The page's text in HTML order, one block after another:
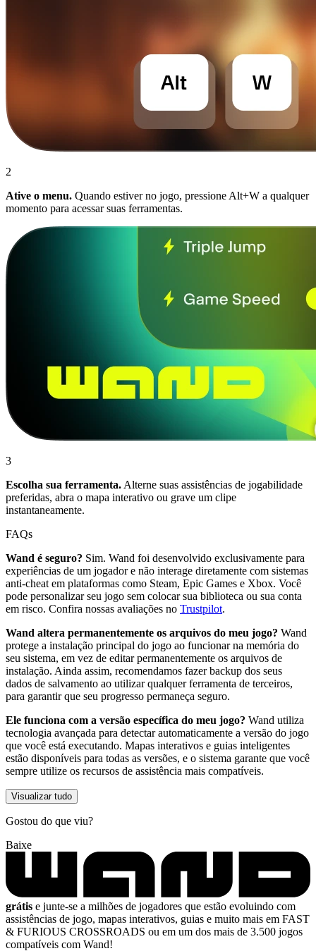
2
Ative o menu. Quando estiver no jogo, pressione Alt+W a qualquer
momento para acessar suas ferramentas.
3
Escolha sua ferramenta. Alterne suas assistências de jogabilidade
preferidas, abra o mapa interativo ou grave um clipe
instantaneamente.
FAQs
Wand é seguro? Sim. Wand foi desenvolvido exclusivamente para
experiências de um jogador e não interage diretamente com sistemas
anti-cheat em plataformas como Steam, Epic Games e Xbox. Você
pode personalizar seu jogo sem colocar sua biblioteca ou sua conta
em risco. Confira nossas avaliações no Trustpilot.
Wand altera permanentemente os arquivos do meu jogo? Wand
protege a instalação principal do jogo ao funcionar na memória do
seu sistema, em vez de editar permanentemente os arquivos de
instalação. Ainda assim, recomendamos fazer backup dos seus
dados de salvamento ao utilizar qualquer ferramenta de terceiros,
para garantir que seu progresso permaneça seguro.
Ele funciona com a versão específica do meu jogo? Wand utiliza
tecnologia avançada para detectar automaticamente a versão do jogo
que você está executando. Mapas interativos e guias inteligentes
estão disponíveis para todas as versões, e o sistema garante que você
sempre utilize os recursos de assistência mais compatíveis.
Visualizar tudo
Gostou do que viu?
Baixe
grátis e junte-se a milhões de jogadores que estão evoluindo com
assistências de jogo, mapas interativos, guias e muito mais em FAST
& FURIOUS CROSSROADS ou em um dos mais de 3.500 jogos
compatíveis com Wand!